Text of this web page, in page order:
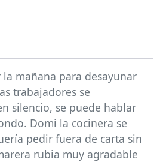
mañana para desayunar
trabajadores se
silencio, se puede hablar
Domi la cocinera se
pedir fuera de carta sin
rubia muy agradable